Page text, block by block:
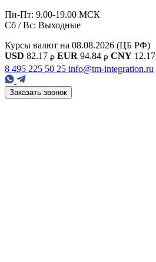
Пн-Пт: 9.00-19.00 МСК
Сб / Вс: Выходные
Курсы валют на 08.08.2026 (ЦБ РФ)
USD 82.17 ₽ EUR 94.84 ₽ CNY 12.17
8 495 225 50 25 info@tm-integration.ru
Заказать звонок